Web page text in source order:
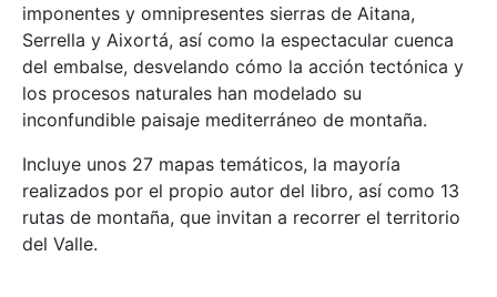
imponentes y omnipresentes sierras de Aitana,
Serrella y Aixortá, así como la espectacular cuenca
del embalse, desvelando cómo la acción tectónica y
los procesos naturales han modelado su
inconfundible paisaje mediterráneo de montaña.
Incluye unos 27 mapas temáticos, la mayoría
realizados por el propio autor del libro, así como 13
rutas de montaña, que invitan a recorrer el territorio
del Valle.